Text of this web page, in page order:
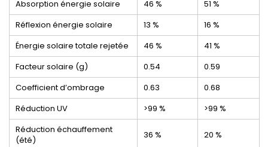
Absorption énergie solaire 46 %
51 %
Réflexion énergie solaire
13 %
16 %
Énergie solaire totale rejetée
46 %
41 %
Facteur solaire (g)
0.54
0.59
Coefficient d’ombrage
0.63
0.68
Réduction UV
>99 %
>99 %
Réduction échauffement
(été)
36 % 20 %